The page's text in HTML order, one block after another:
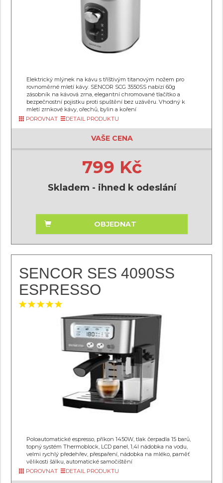
Elektrický mlýnek na kávu s tříštivým titanovým nožem pro
rovnoměrné mletí kávy. SENCOR SCG 3550SS nabízí 60g
zásobník na kávová zrna, elegantní chromované tlačítko a
bezpečnostní pojistku proti spuštění bez uzávěru. Vhodný k
mletí zrnkové kávy, ořechů, bylin a koření
POROVNAT
DETAIL PRODUKTU
VAŠE CENA
799 Kč
Skladem - ihned k odeslání
OBJEDNAT
SENCOR SES 4090SS
ESPRESSO
Poloautomatické espresso, příkon 1450W, tlak čerpadla 15 barů,
topný systém Thermoblock, LCD panel, 1,4l nádobka na vodu,
velmi rychlý předehřev, přespaření, nádobka na mléko, paměť
vělikosti šálku, automatické samočištění
POROVNAT
DETAIL PRODUKTU